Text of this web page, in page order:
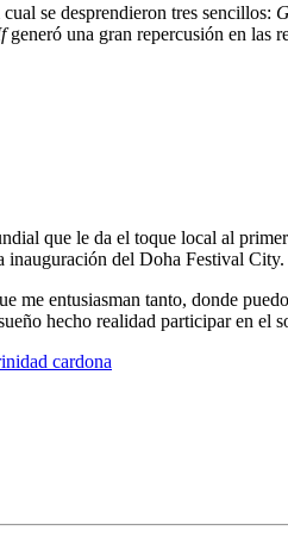
cual se desprendieron tres sencillos:
generó una gran repercusión en las
que le da el toque local al
inauguración del Doha Festival City.
me entusiasman tanto, donde
hecho realidad participar en el
cardona